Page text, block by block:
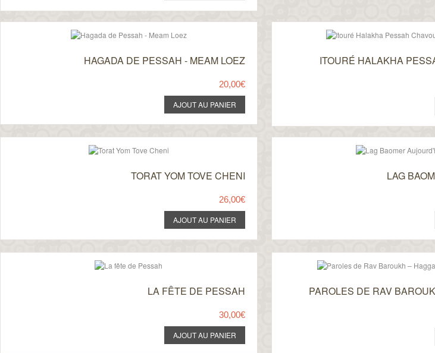
HAGADA DE PESSAH - MEAM LOEZ
20,00€
ITOURÉ HALAKHA
TORAT YOM TOVE CHENI
26,00€
LAG
LA FÊTE DE PESSAH
30,00€
PAROLES DE RAV